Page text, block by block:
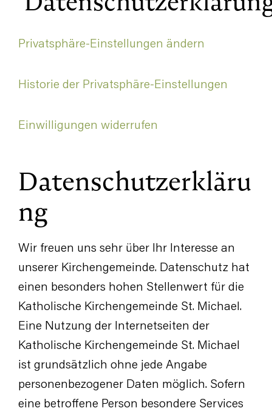
Privatsphäre-Einstellungen ändern
Historie der Privatsphäre-Einstellungen
Einwilligungen widerrufen
Datenschutzerkläru
ng
Wir freuen uns sehr über Ihr Interesse an
unserer Kirchengemeinde. Datenschutz hat
einen besonders hohen Stellenwert für die
Katholische Kirchengemeinde St. Michael.
Eine Nutzung der Internetseiten der
Katholische Kirchengemeinde St. Michael
ist grundsätzlich ohne jede Angabe
personenbezogener Daten möglich. Sofern
eine betroffene Person besondere Services